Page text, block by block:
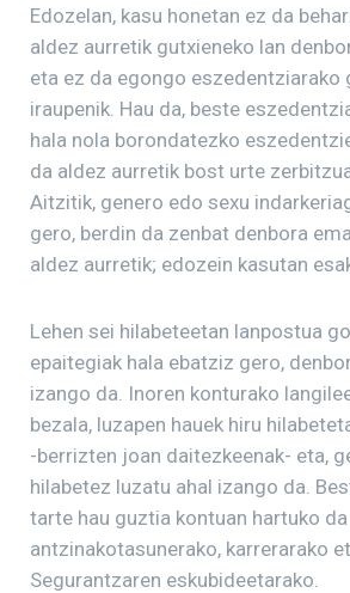
Edozelan, kasu honetan ez da
aldez aurretik gutxieneko lan
eta ez da egongo eszedentziarako
iraupenik. Hau da, beste
hala nola borondatezko
da aldez aurretik bost urte
Aitzitik, genero edo sexu
gero, berdin da zenbat denbora
aldez aurretik; edozein kasutan
Lehen sei hilabeteetan lanpostua
epaitegiak hala ebatziz gero,
izango da. Inoren konturako
bezala, luzapen hauek hiru
-berrizten joan daitezkeenak- eta,
hilabetez luzatu ahal izango da.
tarte hau guztia kontuan hartuko da
antzinakotasunerako, karrerarako
Segurantzaren eskubideetarako.